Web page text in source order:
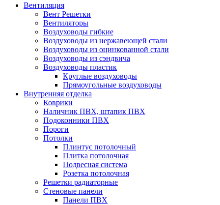
Вентиляция
Вент Решетки
Вентиляторы
Воздуховоды гибкие
Воздуховоды из нержавеющей стали
Воздуховоды из оцинкованной стали
Воздуховоды из сэндвича
Воздуховоды пластик
Круглые воздуховоды
Прямоугольные воздуховоды
Внутренняя отделка
Коврики
Наличник ПВХ, штапик ПВХ
Подоконники ПВХ
Пороги
Потолки
Плинтус потолочный
Плитка потолочная
Подвесная система
Розетка потолочная
Решетки радиаторные
Стеновые панели
Панели ПВХ